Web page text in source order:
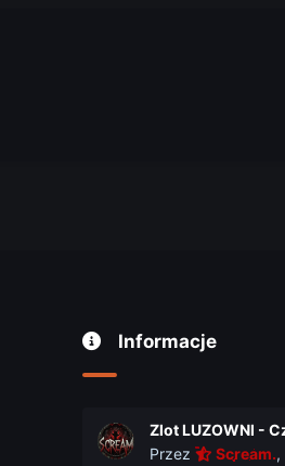
Informacje
Przez
Scream.,